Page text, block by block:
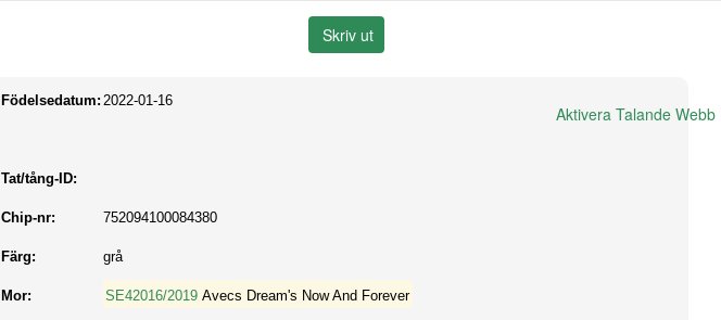
Aktivera Talande Webb
Födelsedatum: 2022-01-16
Tat/tång-ID:
Chip-nr: 752094100084380
Färg: grå
Mor: SE42016/2019 Avecs Dream's Now And Forever